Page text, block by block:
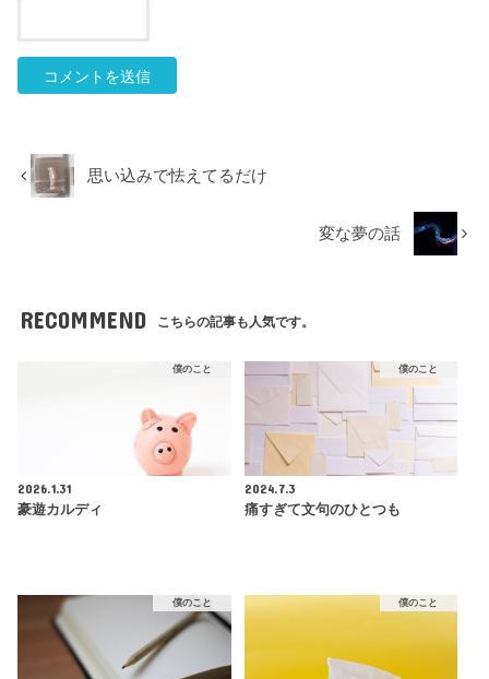
思い込みで怯えてるだけ
変な夢の話
RECOMMEND こちらの記事も人気です。
僕のこと
2026.1.31
豪遊カルディ
僕のこと
2024.7.3
痛すぎて文句のひとつも
僕のこと 僕のこと